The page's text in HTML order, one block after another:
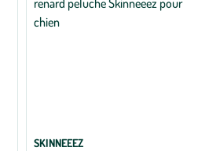
SKINNEEEZ